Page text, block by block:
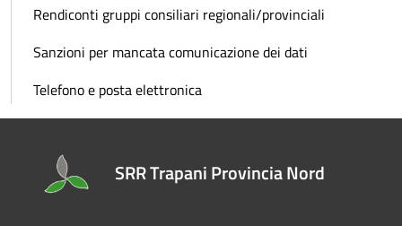
Rendiconti gruppi consiliari regionali/provinciali
Sanzioni per mancata comunicazione dei dati
Telefono e posta elettronica
SRR Trapani Provincia Nord